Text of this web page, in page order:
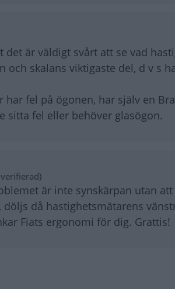
det är väldigt svårt att se vad
och skalans viktigaste del, d v s
har fel på ögonen, har själv en
sitta fel eller behöver glasögon.
är inte synskärpan utan
då hastighetsmätarens
Fiats ergonomi för dig. Grattis!